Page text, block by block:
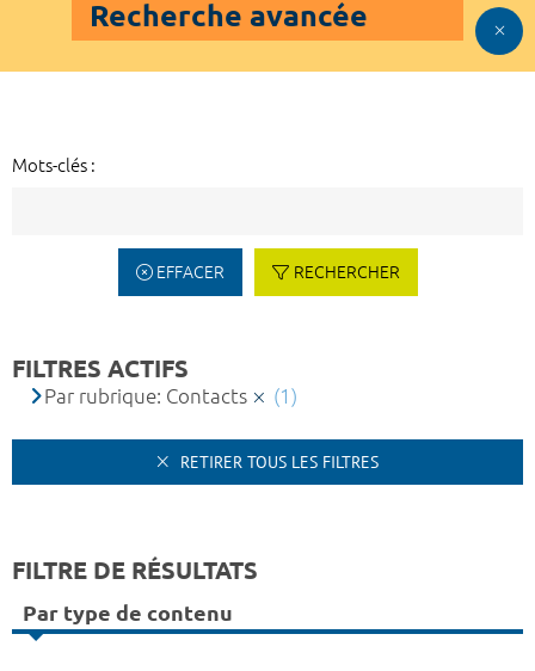
Recherche avancée
Mots-clés :
EFFACER RECHERCHER
FILTRES ACTIFS
Par rubrique: Contacts (1)
RETIRER TOUS LES FILTRES
FILTRE DE RÉSULTATS
Par type de contenu